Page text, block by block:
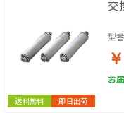
送料無料 即日出荷
交
型
お